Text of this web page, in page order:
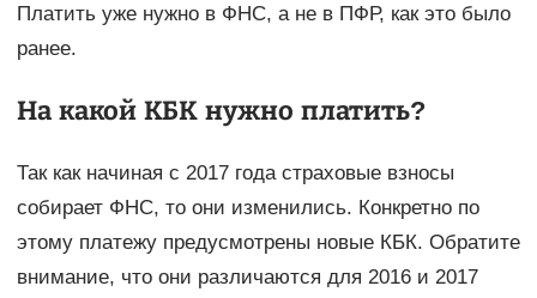
Платить уже нужно в ФНС, а не в ПФР, как это было
ранее.
На какой КБК нужно платить?
Так как начиная с 2017 года страховые взносы
собирает ФНС, то они изменились. Конкретно по
этому платежу предусмотрены новые КБК. Обратите
внимание, что они различаются для 2016 и 2017